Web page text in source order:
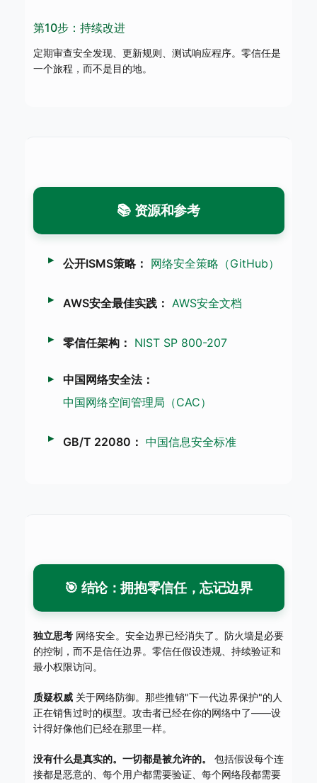
第10步：持续改进
定期审查安全发现、更新规则、测试响应程序。零信任是
一个旅程，而不是目的地。
📚 资源和参考
公开ISMS策略： 网络安全策略（GitHub）
AWS安全最佳实践： AWS安全文档
零信任架构： NIST SP 800-207
中国网络安全法：
中国网络空间管理局（CAC）
GB/T 22080： 中国信息安全标准
🎯 结论：拥抱零信任，忘记边界
独立思考网络安全。安全边界已经消失了。防火墙是必要
的控制，而不是信任边界。零信任假设违规、持续验证和
最小权限访问。
质疑权威关于网络防御。那些推销"下一代边界保护"的人
正在销售过时的模型。攻击者已经在你的网络中了——设
计得好像他们已经在那里一样。
没有什么是真实的。一切都是被允许的。
包括假设每个连
接都是恶意的、每个用户都需要验证、每个网络段都需要